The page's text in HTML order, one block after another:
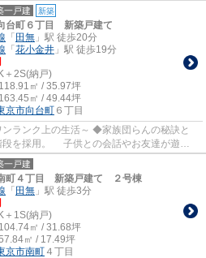
をした際にもうれしい配慮です♪ ◆キッチン...
一戸建 新築
台町６丁目 新築戸建て
「田無 」駅 徒歩20分
「花小金井 」駅 徒歩19分
＋2S(納戸)
118.91㎡ / 35.97坪
163.45㎡ / 49.44坪
京市向台町 ６丁目
活～ ◆家族団らんの秘訣と
段を採用。 子供との会話やお友達が遊び
るような設計...
一戸建
町４丁目 新築戸建て ２号棟
「田無 」駅 徒歩3分
＋1S(納戸)
104.74㎡ / 31.68坪
㎡ / 17.49坪
京市南町 ４丁目